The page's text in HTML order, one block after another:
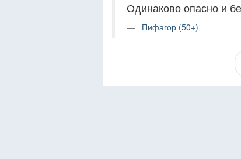
Одинаково опасно и
Пифагор (50+)